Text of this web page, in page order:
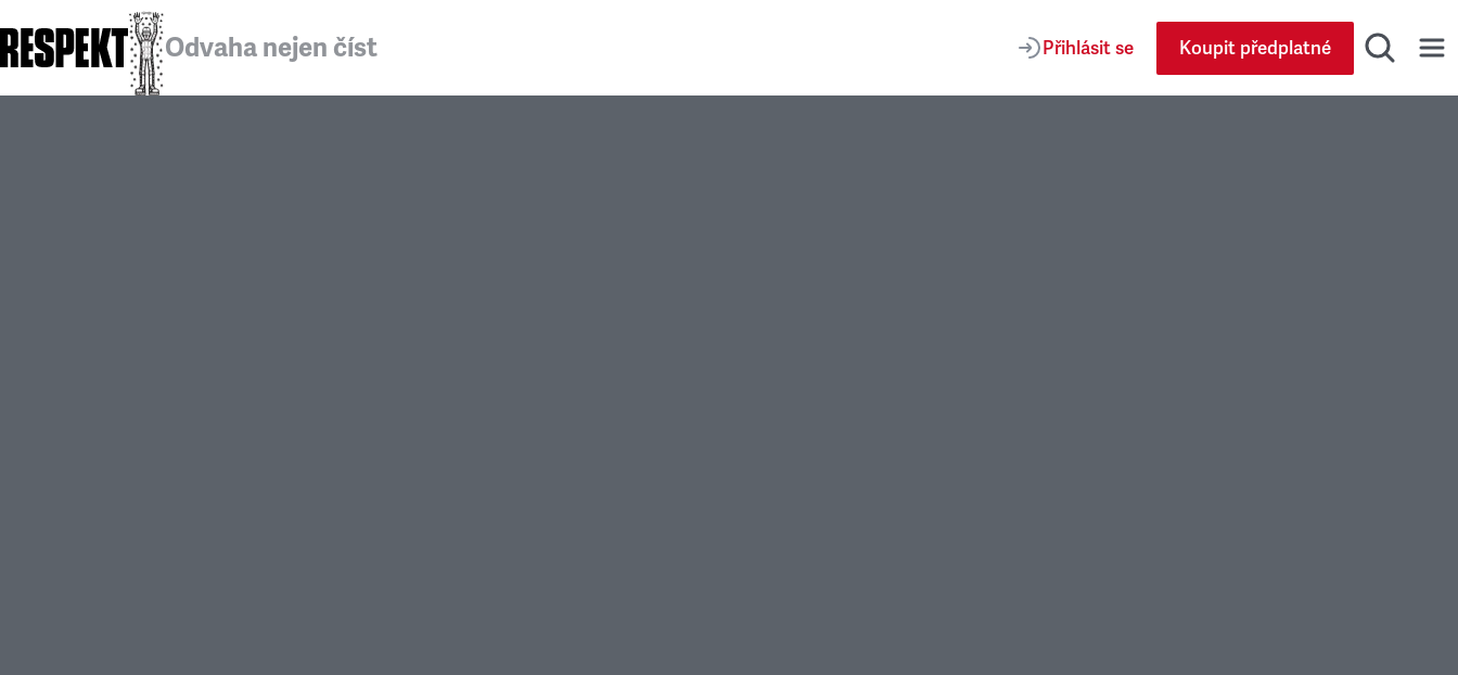
Odvaha nejen číst Přihlásit se Koupit předplatné